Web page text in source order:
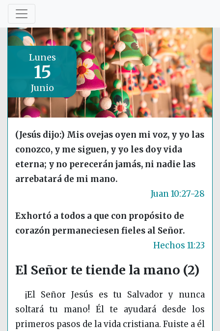
Lunes
15
Junio
(Jesús dijo:) Mis ovejas oyen mi voz, y yo las
conozco, y me siguen, y yo les doy vida
eterna; y no perecerán jamás, ni nadie las
arrebatará de mi mano.
Juan 10:27-28
Exhortó a todos a que con propósito de
corazón permaneciesen fieles al Señor.
Hechos 11:23
El Señor te tiende la mano (2)
¡El Señor Jesús es tu Salvador y nunca
soltará tu mano! Él te ayudará desde los
primeros pasos de la vida cristiana. Fuiste a él